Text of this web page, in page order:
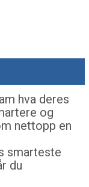
hva deres
og
nettopp en
smarteste
du